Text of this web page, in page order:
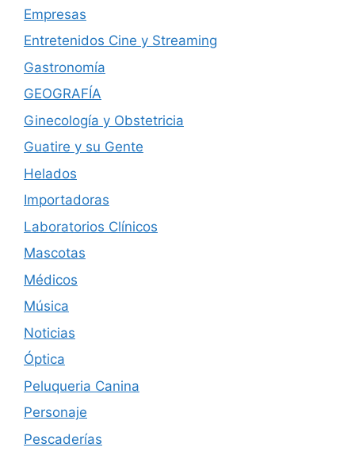
Empresas
Entretenidos Cine y Streaming
Gastronomía
GEOGRAFÍA
Ginecología y Obstetricia
Guatire y su Gente
Helados
Importadoras
Laboratorios Clínicos
Mascotas
Médicos
Música
Noticias
Óptica
Peluqueria Canina
Personaje
Pescaderías